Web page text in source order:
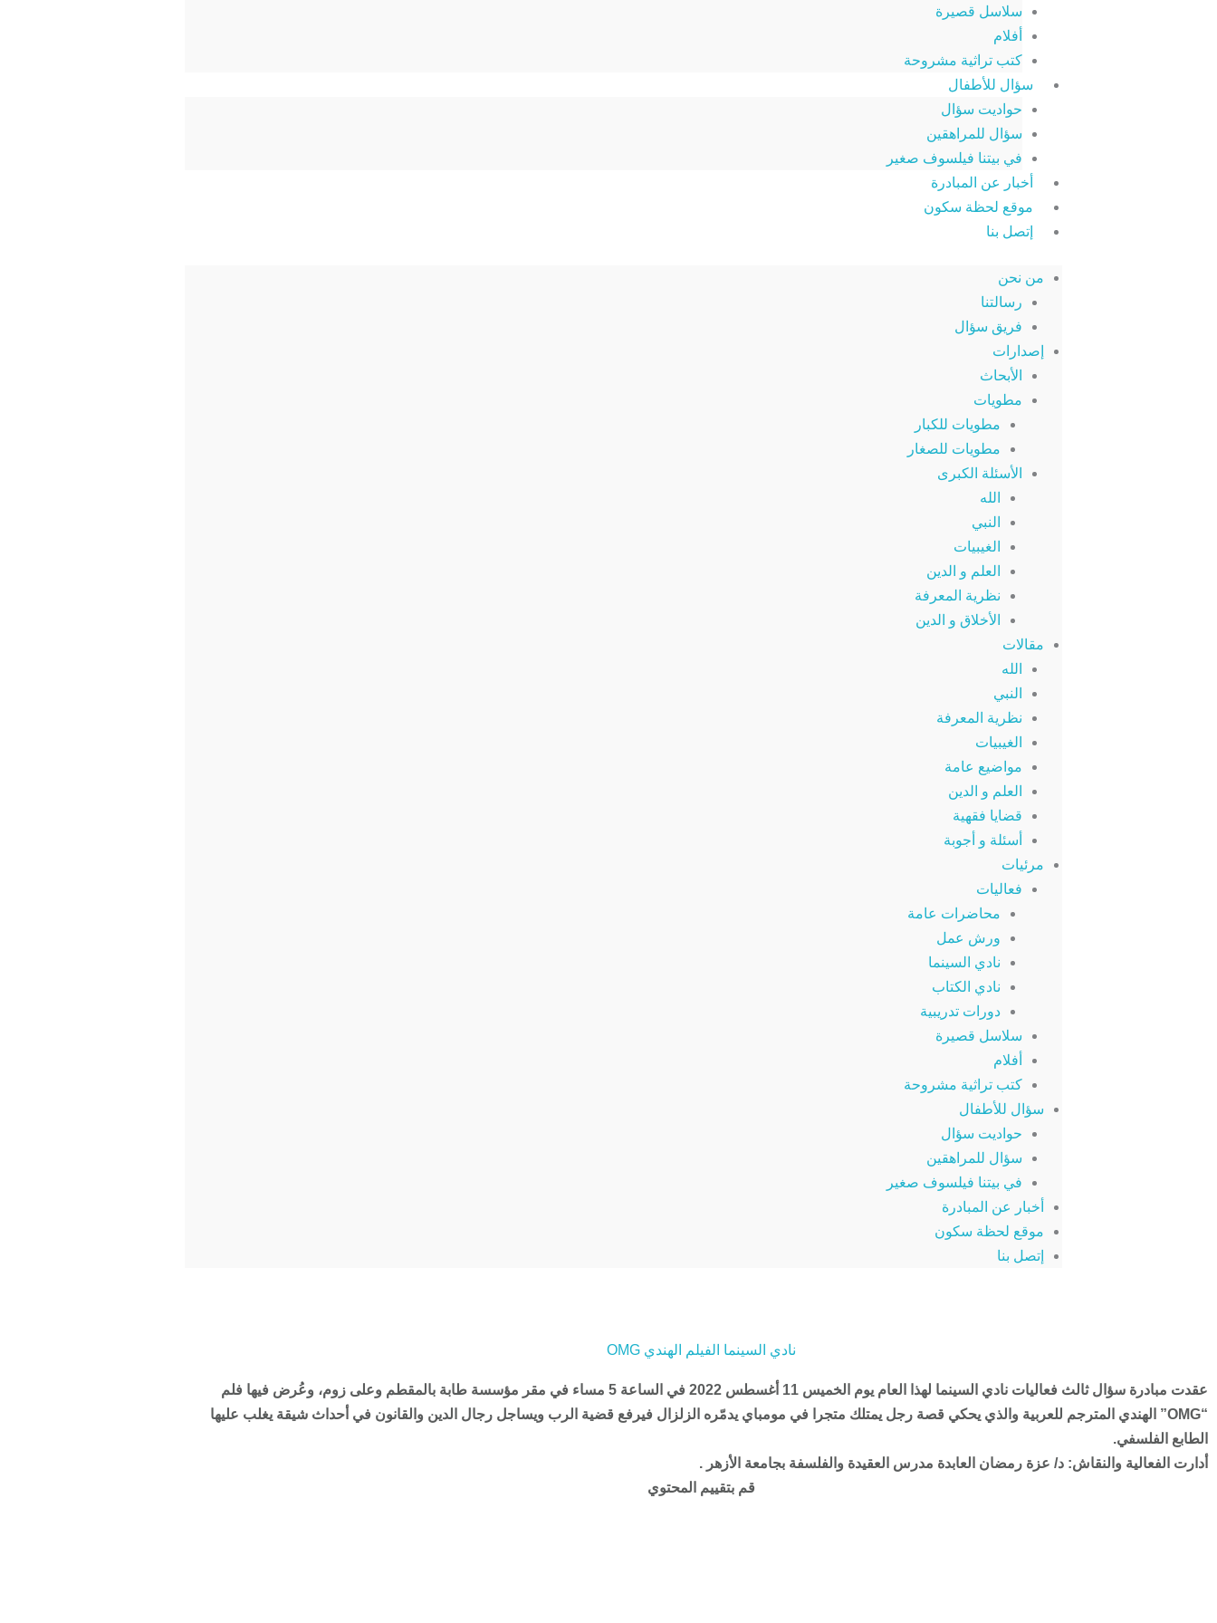
سلاسل قصيرة
أفلام
كتب تراثية مشروحة
سؤال للأطفال
حواديت سؤال
سؤال للمراهقين
في بيتنا فيلسوف صغير
أخبار عن المبادرة
موقع لحظة سكون
إتصل بنا
من نحن
رسالتنا
فريق سؤال
إصدارات
الأبحاث
مطويات
مطويات للكبار
مطويات للصغار
الأسئلة الكبرى
الله
النبي
الغيبيات
العلم و الدين
نظرية المعرفة
الأخلاق و الدين
مقالات
الله
النبي
نظرية المعرفة
الغيبيات
مواضيع عامة
العلم و الدين
قضايا فقهية
أسئلة و أجوبة
مرئيات
فعاليات
محاضرات عامة
ورش عمل
نادي السينما
نادي الكتاب
دورات تدريبية
سلاسل قصيرة
أفلام
كتب تراثية مشروحة
سؤال للأطفال
حواديت سؤال
سؤال للمراهقين
في بيتنا فيلسوف صغير
أخبار عن المبادرة
موقع لحظة سكون
إتصل بنا
نادي السينما الفيلم الهندي OMG
عقدت مبادرة سؤال ثالث فعاليات نادي السينما لهذا العام يوم الخميس 11 أغسطس 2022 في الساعة 5 مساء في مقر مؤسسة طابة بالمقطم وعلى زوم، وعُرض فيها فلم
“OMG” الهندي المترجم للعربية والذي يحكي قصة رجل يمتلك متجرا في مومباي يدمّره الزلزال فيرفع قضية الرب ويساجل رجال الدين والقانون في أحداث شيقة يغلب عليها
الطابع الفلسفي.
أدارت الفعالية والنقاش: د/ عزة رمضان العابدة مدرس العقيدة والفلسفة بجامعة الأزهر .
قم بتقييم المحتوي